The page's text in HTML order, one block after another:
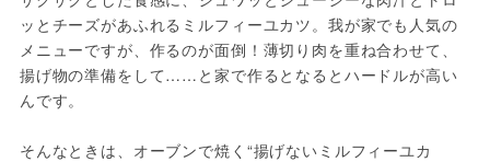
ッとチーズがあふれるミルフィーユカツ。我が家でも人気の
メニューですが、作るのが面倒！薄切り肉を重ね合わせて、
揚げ物の準備をして……と家で作るとなるとハードルが高い
んです。
そんなときは、オーブンで焼く“揚げないミルフィーユカ